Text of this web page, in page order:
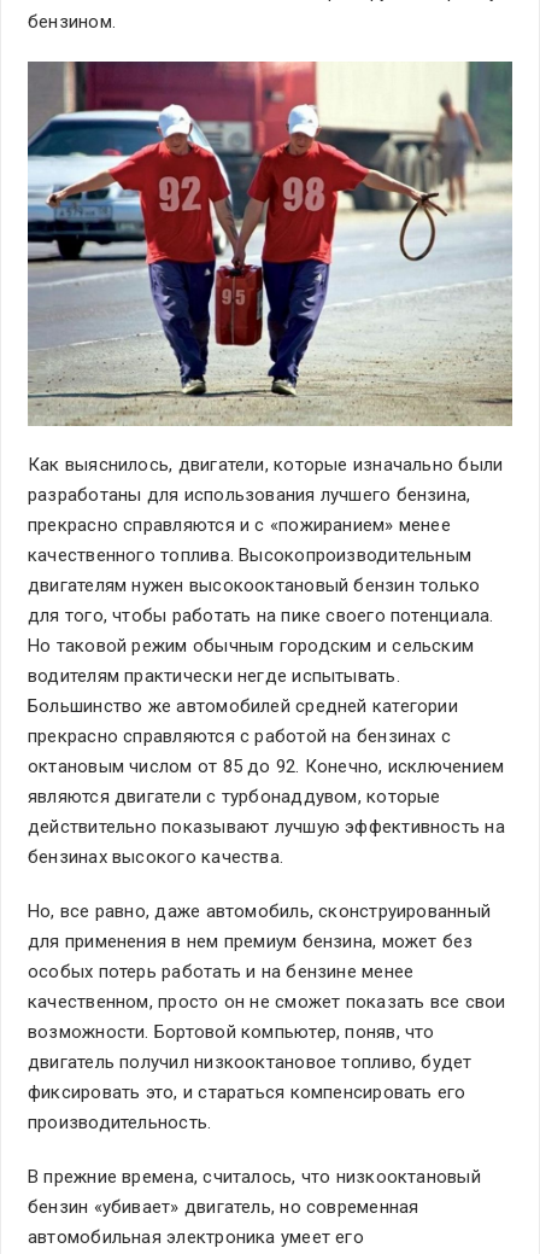
бензином.
Как выяснилось, двигатели, которые изначально были
разработаны для использования лучшего бензина,
прекрасно справляются и с «пожиранием» менее
качественного топлива. Высокопроизводительным
двигателям нужен высокооктановый бензин только
для того, чтобы работать на пике своего потенциала.
Но таковой режим обычным городским и сельским
водителям практически негде испытывать.
Большинство же автомобилей средней категории
прекрасно справляются с работой на бензинах с
октановым числом от 85 до 92. Конечно, исключением
являются двигатели с турбонаддувом, которые
действительно показывают лучшую эффективность на
бензинах высокого качества.
Но, все равно, даже автомобиль, сконструированный
для применения в нем премиум бензина, может без
особых потерь работать и на бензине менее
качественном, просто он не сможет показать все свои
возможности. Бортовой компьютер, поняв, что
двигатель получил низкооктановое топливо, будет
фиксировать это, и стараться компенсировать его
производительность.
В прежние времена, считалось, что низкооктановый
бензин «убивает» двигатель, но современная
автомобильная электроника умеет его